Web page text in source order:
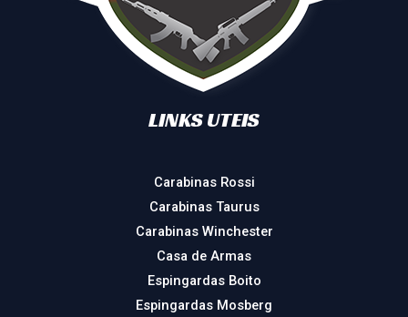
LINKS UTEIS
Carabinas Rossi
Carabinas Taurus
Carabinas Winchester
Casa de Armas
Espingardas Boito
Espingardas Mosberg